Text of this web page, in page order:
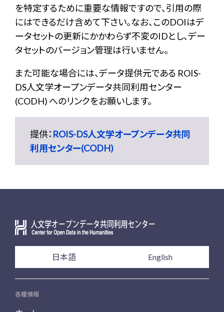
を特定するために重要な情報ですので、引用の際
にはできるだけ含めて下さい。なお、このDOIはデ
ータセットの更新にかかわらず不変のIDとし、デー
タセットのバージョン管理は行いません。
また可能な場合には、データ提供元である ROIS-
DS人文学オープンデータ共同利用センター
(CODH) へのリンクをお願いします。
提供： ROIS-DS人文学オープンデータ共同
利用センター(CODH)
日本語 English
各種情報